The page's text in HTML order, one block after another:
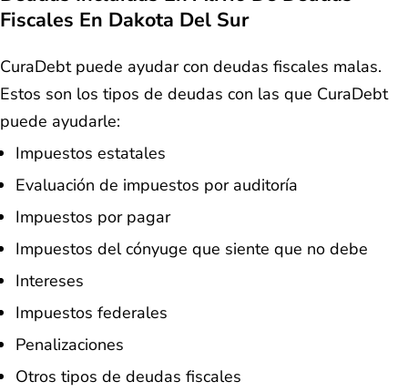
Fiscales En Dakota Del Sur
CuraDebt puede ayudar con deudas fiscales malas.
Estos son los tipos de deudas con las que CuraDebt
puede ayudarle:
Impuestos estatales
Evaluación de impuestos por auditoría
Impuestos por pagar
Impuestos del cónyuge que siente que no debe
Intereses
Impuestos federales
Penalizaciones
Otros tipos de deudas fiscales